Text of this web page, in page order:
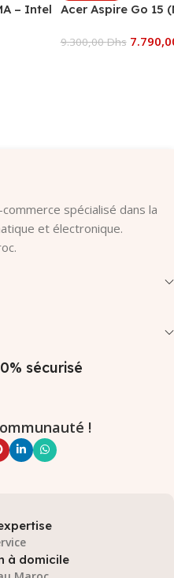
– Intel
Acer Aspire Go 15
9.300,00Dhs
spécialisé dans la
et électronique.
sécurisé
!
à domicile